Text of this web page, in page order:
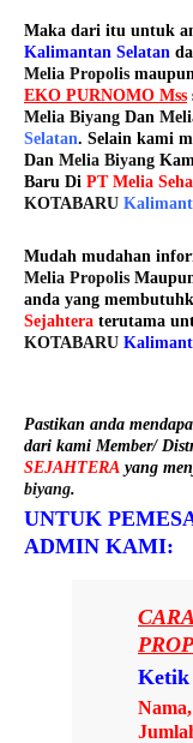
Maka dari itu untuk
Kalimantan Selatan
Melia Propolis
EKO PURNOMO Mss
Melia Biyang Dan
Selatan. Selain kami
Dan Melia Biyang
Baru Di PT Melia
KOTABARU
Mudah mudahan
Melia Propolis
anda yang
Sejahtera terutama
KOTABARU
Pastikan anda
dari kami Member/
SEJAHTERA yang
biyang.
UNTUK
ADMIN KAMI:
Ketik